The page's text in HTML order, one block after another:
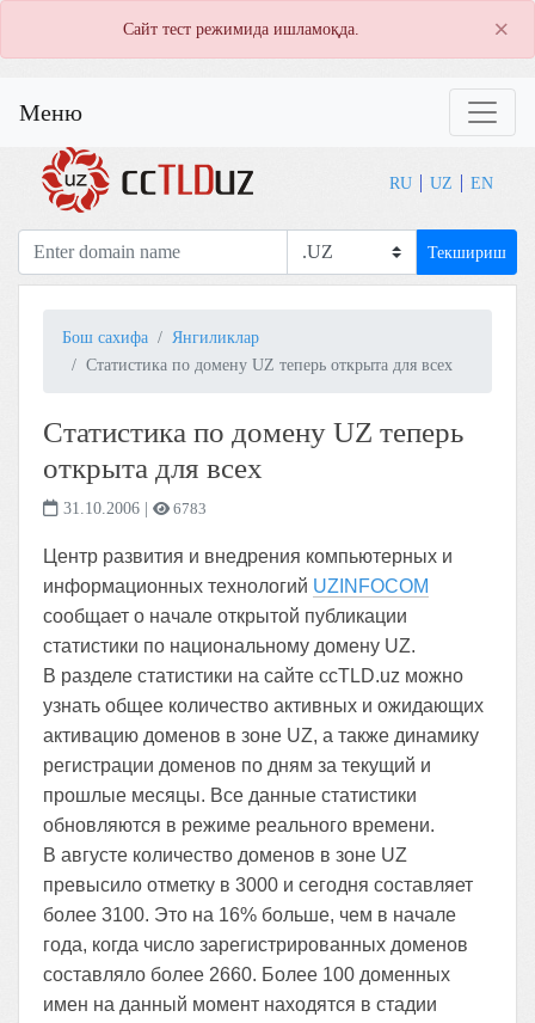
Сайт тест режимида ишламоқда. ×
Меню
RU UZ EN
Текшириш
Бош сахифа
Янгиликлар
Статистика по домену UZ теперь открыта для всех
Статистика по домену UZ теперь
открыта для всех
31.10.2006 | 6783
Центр развития и внедрения компьютерных и
информационных технологий UZINFOCOM
сообщает о начале открытой публикации
статистики по национальному домену UZ.
В разделе статистики на сайте ccTLD.uz можно
узнать общее количество активных и ожидающих
активацию доменов в зоне UZ, а также динамику
регистрации доменов по дням за текущий и
прошлые месяцы. Все данные статистики
обновляются в режиме реального времени.
В августе количество доменов в зоне UZ
превысило отметку в 3000 и сегодня составляет
более 3100. Это на 16% больше, чем в начале
года, когда число зарегистрированных доменов
составляло более 2660. Более 100 доменных
имен на данный момент находятся в стадии